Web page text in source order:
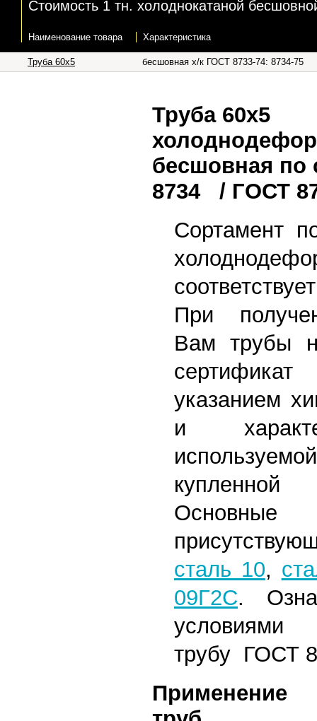
Стоимость 1 тн. холоднокатаной
Наименование товара Характеристика
Труба 60x5 бесшовная х/к ГОСТ 8733-74: 8734-75
Труба 60x5
бесшовная по
8734 / ГОСТ
Сортамент
При
Вам трубы
указанием
и
сталь 10,
09Г2С.
трубу ГОСТ
Применение